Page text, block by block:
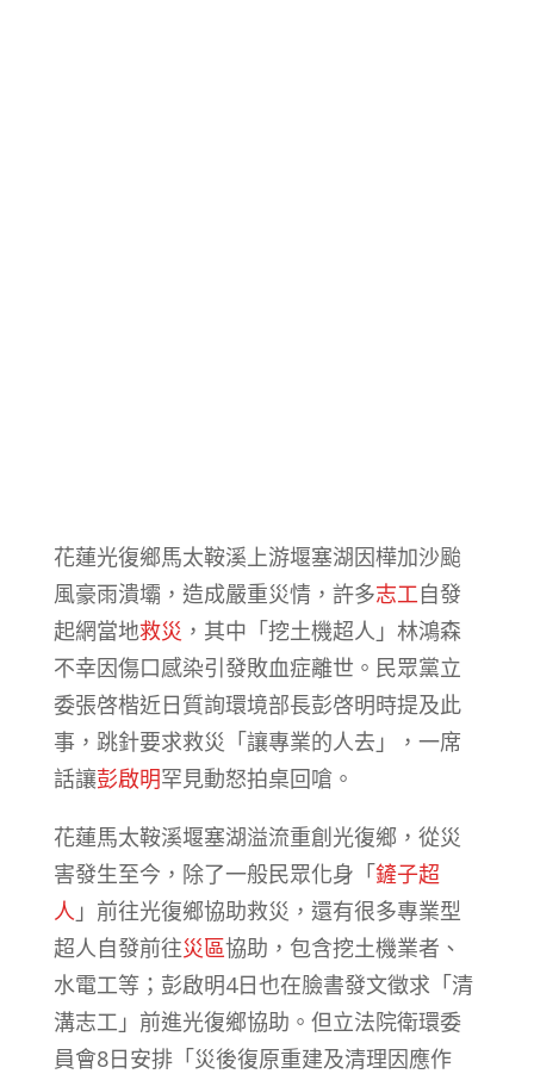
花蓮光復鄉馬太鞍溪上游堰塞湖因樺加沙颱
風豪雨潰壩，造成嚴重災情，許多志工自發
起網當地救災 ，其中「挖土機超人」林鴻森
不幸因傷口感染引發敗血症離世。民眾黨立
委張啓楷近日質詢環境部長彭啓明時提及此
事，跳針要求救災「讓專業的人去」，一席
話讓彭啟明罕見動怒拍桌回嗆。
花蓮馬太鞍溪堰塞湖溢流重創光復鄉，從災
害發生至今，除了一般民眾化身「鏟子超
人 」前往光復鄉協助救災，還有很多專業型
超人自發前往災區協助，包含挖土機業者、
水電工等；彭啟明4日也在臉書發文徵求「清
溝志工」前進光復鄉協助。但立法院衛環委
員會8日安排「災後復原重建及清理因應作